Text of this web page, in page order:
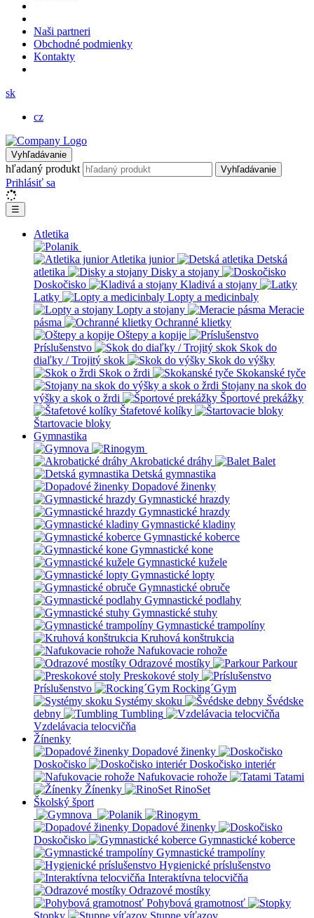
Naši partneri
Obchodné podmienky
Kontakty
sk
cz
Vyhľadávanie
hľadaný produkt Vyhľadávanie
Prihlásiť sa
☰
Atletika
Atletika junior
Detská
atletika
Disky a stojany
Doskočisko
Kladivá a stojany
Latky
Lopty a medicinbaly
Lopty a stojany
Meracie
pásma
Ochranné klietky
Oštepy a kopije
Príslušenstvo
Skok do
diaľky / Trojitý skok
Skok do výšky
Skok o žrdi
Skokanské tyče
Stojany na skok do
výšky a skok o žrdi
Športové prekážky
Štafetové kolíky
Štartovacie bloky
Gymnastika
Akrobatické dráhy
Balet
Detská gymnastika
Dopadové žinenky
Gymnastické hrazdy
Gymnastické hrazdy
Gymnastické kladiny
Gymnastické koberce
Gymnastické kone
Gymnastické kužele
Gymnastické lopty
Gymnastické obruče
Gymnastické podlahy
Gymnastické stuhy
Gymnastické trampolíny
Kruhová konštrukcia
Nafukovacie rohože
Odrazové mostíky
Parkour
Preskokové stoly
Príslušenstvo
Rocking´Gym
Systémy skoku
Švédske
debny
Tumbling
Vzdelávacia telocvičňa
Žínenky
Dopadové žinenky
Doskočisko
Doskočisko interiér
Nafukovacie rohože
Tatami
Žínenky
RinoSet
Školský šport
Dopadové žinenky
Doskočisko
Gymnastické koberce
Gymnastické trampolíny
Hygienické príslušenstvo
Interaktívna telocvičňa
Odrazové mostíky
Pohybová gramotnosť
Stopky
Stupne víťazov